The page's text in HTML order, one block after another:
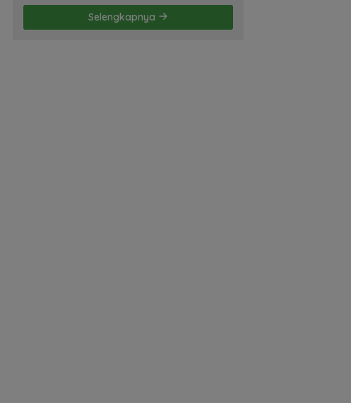
Membela Diri! Oleh; Hasan
Basri Siregar, ketua JWI
DS.
Selengkapnya